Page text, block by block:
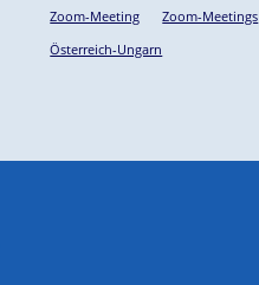
Zoom-Meeting
Zoom-Meetings
Österreich-Ungarn